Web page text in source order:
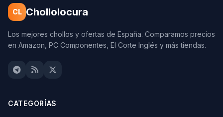
CL Chollolocura
Los mejores chollos y ofertas de España. Comparamos precios
en Amazon, PC Componentes, El Corte Inglés y más tiendas.
CATEGORÍAS